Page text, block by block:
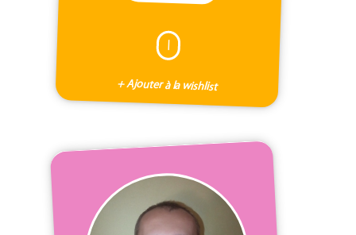
I
+ Ajouter à la wishlist